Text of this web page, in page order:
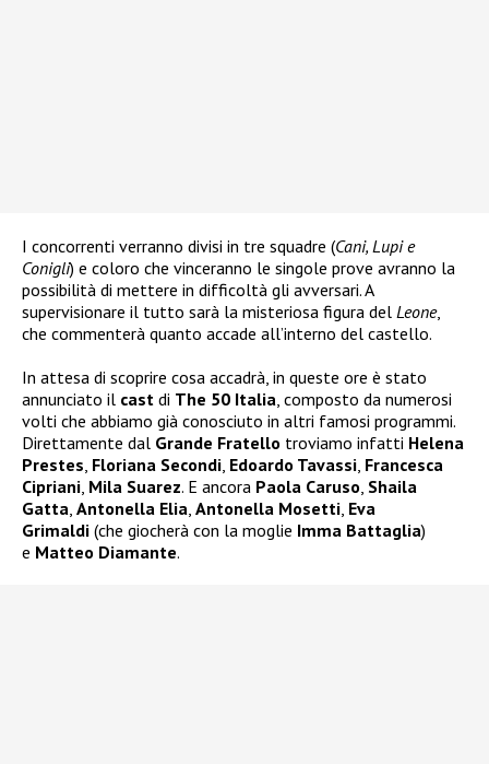
I concorrenti verranno divisi in tre squadre (Cani, Lupi e
Conigli) e coloro che vinceranno le singole prove avranno la
possibilità di mettere in difficoltà gli avversari. A
supervisionare il tutto sarà la misteriosa figura del Leone,
che commenterà quanto accade all’interno del castello.
In attesa di scoprire cosa accadrà, in queste ore è stato
annunciato il cast di The 50 Italia, composto da numerosi
volti che abbiamo già conosciuto in altri famosi programmi.
Direttamente dal Grande Fratello troviamo infatti Helena
Prestes, Floriana Secondi, Edoardo Tavassi, Francesca
Cipriani, Mila Suarez. E ancora Paola Caruso, Shaila
Gatta, Antonella Elia, Antonella Mosetti, Eva
Grimaldi (che giocherà con la moglie Imma Battaglia)
e Matteo Diamante.